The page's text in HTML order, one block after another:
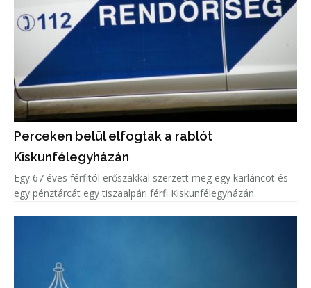
Perceken belül elfogták a rablót
Kiskunfélegyházán
Egy 67 éves férfitól erőszakkal szerzett meg egy karláncot és
egy pénztárcát egy tiszaalpári férfi Kiskunfélegyházán.